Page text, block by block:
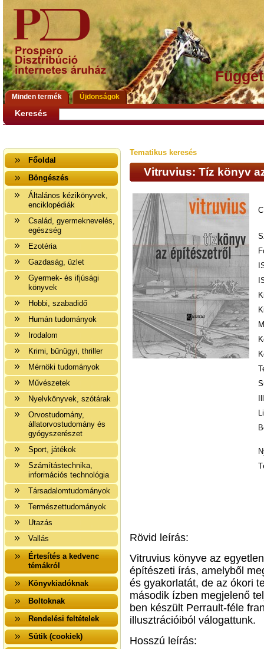
Minden termék Újdonságok
Keresés
Főoldal
Böngészés
Általános kézikönyvek,
enciklopédiák
Család, gyermeknevelés,
egészség
Ezotéria
Gazdaság, üzlet
Gyermek- és ifjúsági
könyvek
Hobbi, szabadidő
Humán tudományok
Irodalom
Krimi, bűnügyi, thriller
Mérnöki tudományok
Művészetek
Nyelvkönyvek, szótárak
Orvostudomány,
állatorvostudomány és
gyógyszerészet
Sport, játékok
Számítástechnika,
információs technológia
Társadalomtudományok
Természettudományok
Utazás
Vallás
Értesítés a kedvenc
témákról
Könyvkiadóknak
Boltoknak
Rendelési feltételek
Sütik (cookiek)
Tematikus keresés
Vitruvius: Tíz könyv
Rövid leírás:
Vitruvius könyve az
építészeti írás, amelyből
és gyakorlatát, de az ókori
második ízben megjelenő
ben készült Perrault-féle
illusztrációiból válogattunk.
Hosszú leírás: